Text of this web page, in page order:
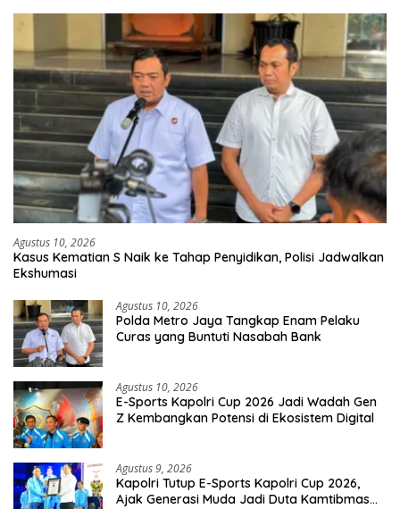
Agustus 10, 2026
Kasus Kematian S Naik ke Tahap Penyidikan, Polisi Jadwalkan
Ekshumasi
Agustus 10, 2026
Polda Metro Jaya Tangkap Enam Pelaku
Curas yang Buntuti Nasabah Bank
Agustus 10, 2026
E-Sports Kapolri Cup 2026 Jadi Wadah Gen
Z Kembangkan Potensi di Ekosistem Digital
Agustus 9, 2026
Kapolri Tutup E-Sports Kapolri Cup 2026,
Ajak Generasi Muda Jadi Duta Kamtibmas